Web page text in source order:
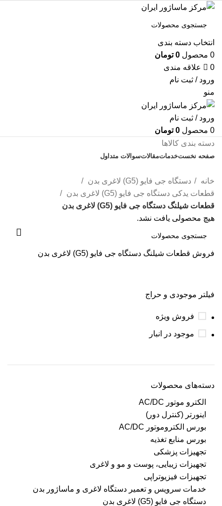
انتخاب دسته بندی
0 محصول 0 تومان
0
علاقه مندی
ورود / ثبت نام
منو
ورود / ثبت نام
0 محصول 0 تومان
دسته بندی کالاها
صفحه نخستخدماتمقالاتسوالات متداول
فیلتر موجودی و حراج
فروش ویژه
موجود در انبار
دسته‌های محصولات
الکترو موتور AC/DC
اینورتر (کنترل دور)
بورس الکتروموتور AC/DC
بورس منابع تغذیه
تجهیزات پزشکی
تجهیزات زیبایی، پوست و مو و لاغری
تجهیزات فیزیوتراپی
خدمات سرویس و تعمیر دستگاه لاغری و ماساژور بدن
دستگاه جی فایو (G5) لاغری بدن
خانه
دستگاه جی فایو (G5) لاغری بدن
قطعات یدکی دستگاه جی فایو (G5) لاغری بدن
قطعات شیلنگ دستگاه جی فایو (G5) لاغری بدن
هیچ محصولی یافت نشد.
فروش قطعات شیلنگ دستگاه جی فایو (G5) لاغری بدن